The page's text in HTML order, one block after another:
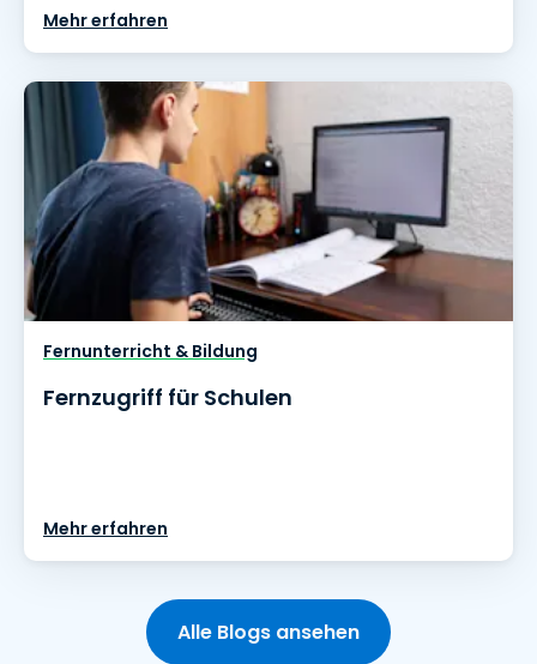
Mehr erfahren
Fernunterricht & Bildung
Fernzugriff für Schulen
Mehr erfahren
Alle Blogs ansehen